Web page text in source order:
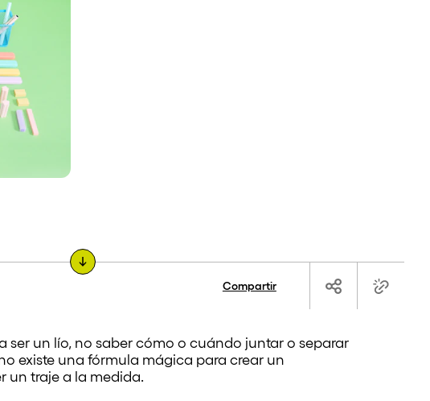
Compartir
ser un lío, no saber cómo o cuándo juntar o separar
existe una fórmula mágica para crear un
un traje a la medida.